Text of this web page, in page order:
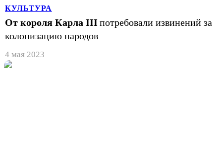
КУЛЬТУРА
От короля Карла III потребовали извинений за
колонизацию народов
4 мая 2023